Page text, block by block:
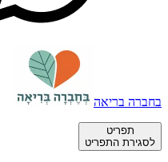
בחברה בריאה
תפריט
לסגירת התפריט